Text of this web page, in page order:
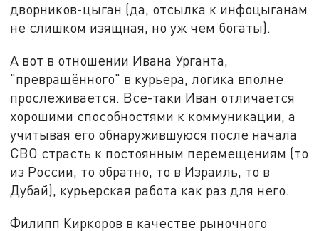
дворников-цыган (да, отсылка к инфоцыганам
не слишком изящная, но уж чем богаты).
А вот в отношении Ивана Урганта,
"превращённого" в курьера, логика вполне
прослеживается. Всё-таки Иван отличается
хорошими способностями к коммуникации, а
учитывая его обнаружившуюся после начала
СВО страсть к постоянным перемещениям (то
из России, то обратно, то в Израиль, то в
Дубай), курьерская работа как раз для него.
Филипп Киркоров в качестве рыночного